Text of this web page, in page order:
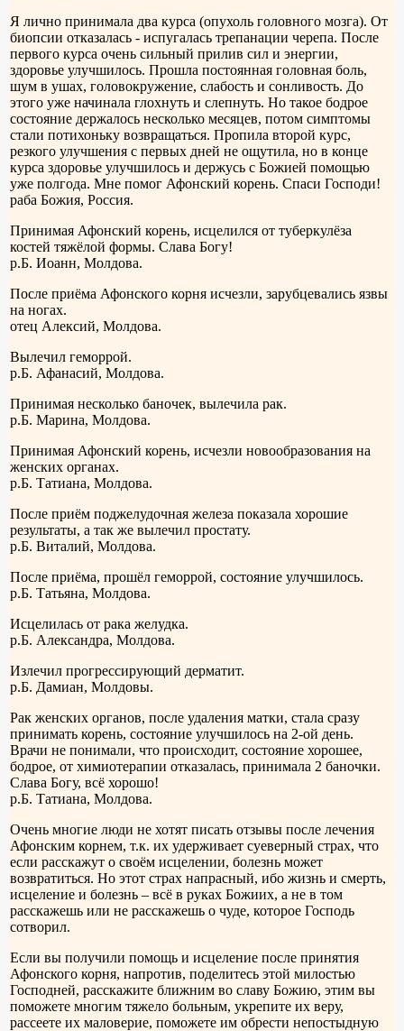
Я лично принимала два курса (опухоль головного мозга). От
биопсии отказалась - испугалась трепанации черепа. После
первого курса очень сильный прилив сил и энергии,
здоровье улучшилось. Прошла постоянная головная боль,
шум в ушах, головокружение, слабость и сонливость. До
этого уже начинала глохнуть и слепнуть. Но такое бодрое
состояние держалось несколько месяцев, потом симптомы
стали потихоньку возвращаться. Пропила второй курс,
резкого улучшения с первых дней не ощутила, но в конце
курса здоровье улучшилось и держусь с Божией помощью
уже полгода. Мне помог Афонский корень. Спаси Господи!
раба Божия, Россия.
Принимая Афонский корень, исцелился от туберкулёза
костей тяжёлой формы. Слава Богу!
р.Б. Иоанн, Молдова.
После приёма Афонского корня исчезли, зарубцевались язвы
на ногах.
отец Алексий, Молдова.
Вылечил геморрой.
р.Б. Афанасий, Молдова.
Принимая несколько баночек, вылечила рак.
р.Б. Марина, Молдова.
Принимая Афонский корень, исчезли новообразования на
женских органах.
р.Б. Татиана, Молдова.
После приём поджелудочная железа показала хорошие
результаты, а так же вылечил простату.
р.Б. Виталий, Молдова.
После приёма, прошёл геморрой, состояние улучшилось.
р.Б. Татьяна, Молдова.
Исцелилась от рака желудка.
р.Б. Александра, Молдова.
Излечил прогрессирующий дерматит.
р.Б. Дамиан, Молдовы.
Рак женских органов, после удаления матки, стала сразу
принимать корень, состояние улучшилось на 2-ой день.
Врачи не понимали, что происходит, состояние хорошее,
бодрое, от химиотерапии отказалась, принимала 2 баночки.
Слава Богу, всё хорошо!
р.Б. Татиана, Молдова.
Очень многие люди не хотят писать отзывы после лечения
Афонским корнем, т.к. их удерживает суеверный страх, что
если расскажут о своём исцелении, болезнь может
возвратиться. Но этот страх напрасный, ибо жизнь и смерть,
исцеление и болезнь – всё в руках Божиих, а не в том
расскажешь или не расскажешь о чуде, которое Господь
сотворил.
Если вы получили помощь и исцеление после принятия
Афонского корня, напротив, поделитесь этой милостью
Господней, расскажите ближним во славу Божию, этим вы
поможете многим тяжело больным, укрепите их веру,
рассеете их маловерие, поможете им обрести непостыдную